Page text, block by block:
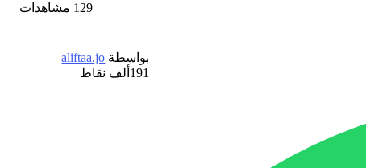
129 مشاهدات
بواسطة aliftaa.jo
191ألف
نقاط